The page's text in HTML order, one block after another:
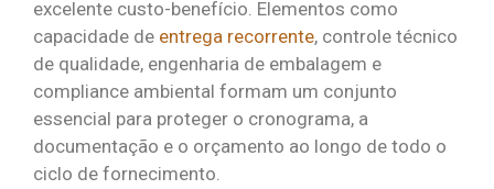
excelente custo-benefício. Elementos como
capacidade de entrega recorrente, controle técnico
de qualidade, engenharia de embalagem e
compliance ambiental formam um conjunto
essencial para proteger o cronograma, a
documentação e o orçamento ao longo de todo o
ciclo de fornecimento.